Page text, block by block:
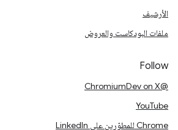
الأرشيف
ملفات البودكاست والعروض
Follow
@ChromiumDev on X
YouTube
Chrome للمطوّرين على LinkedIn